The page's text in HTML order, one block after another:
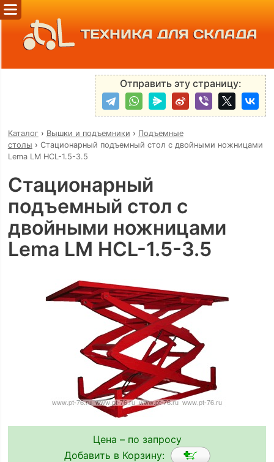
ТЕХНИКА ДЛЯ СКЛАДА
Отправить эту страницу:
Каталог› Вышки и подъемники › Подъемные
столы › Стационарный подъемный стол с двойными ножницами
Lema LM HCL-1.5-3.5
Стационарный
подъемный стол с
двойными ножницами
Lema LM HCL-1.5-3.5
Цена – по запросу
Добавить в Корзину: